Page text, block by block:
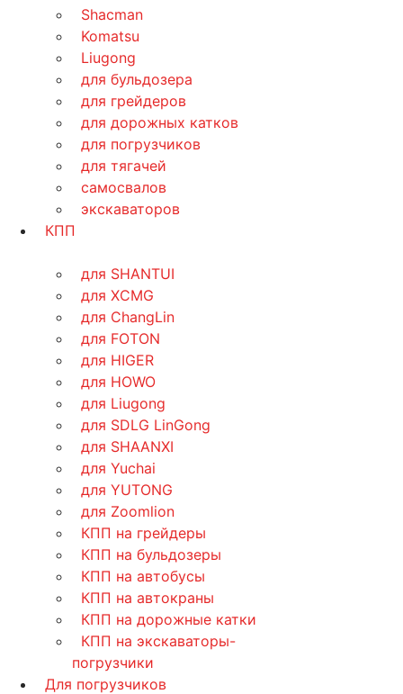
Shacman
Komatsu
Liugong
для бульдозера
для грейдеров
для дорожных катков
для погрузчиков
для тягачей
самосвалов
экскаваторов
КПП
для SHANTUI
для XCMG
для ChangLin
для FOTON
для HIGER
для HOWO
для Liugong
для SDLG LinGong
для SHAANXI
для Yuchai
для YUTONG
для Zoomlion
КПП на грейдеры
КПП на бульдозеры
КПП на автобусы
КПП на автокраны
КПП на дорожные катки
КПП на экскаваторы-
погрузчики
Для погрузчиков